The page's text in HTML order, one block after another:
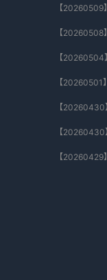
【20260509
【20260508
【20260504
【20260501
【20260430
【20260430
【20260429